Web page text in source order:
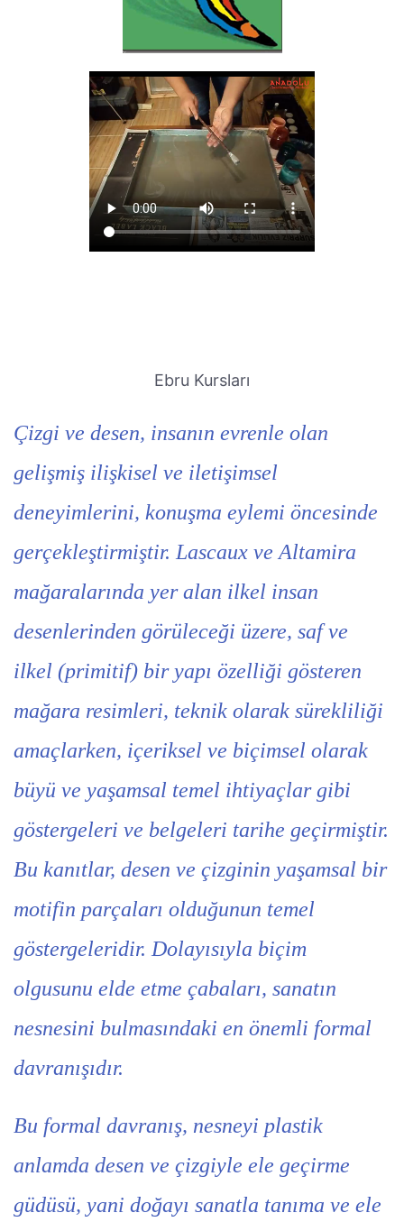
Ebru Kursları
Çizgi ve desen, insanın evrenle olan
gelişmiş ilişkisel ve iletişimsel
deneyimlerini, konuşma eylemi öncesinde
gerçekleştirmiştir. Lascaux ve Altamira
mağaralarında yer alan ilkel insan
desenlerinden görüleceği üzere, saf ve
ilkel (primitif) bir yapı özelliği gösteren
mağara resimleri, teknik olarak sürekliliği
amaçlarken, içeriksel ve biçimsel olarak
büyü ve yaşamsal temel ihtiyaçlar gibi
göstergeleri ve belgeleri tarihe geçirmiştir.
Bu kanıtlar, desen ve çizginin yaşamsal bir
motifin parçaları olduğunun temel
göstergeleridir. Dolayısıyla biçim
olgusunu elde etme çabaları, sanatın
nesnesini bulmasındaki en önemli formal
davranışıdır.
Bu formal davranış, nesneyi plastik
anlamda desen ve çizgiyle ele geçirme
güdüsü, yani doğayı sanatla tanıma ve ele